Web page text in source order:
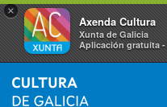
×
Axenda Cultura
Xunta de Galicia
Aplicación gratuíta -
INICIO › ACTUALIDAD